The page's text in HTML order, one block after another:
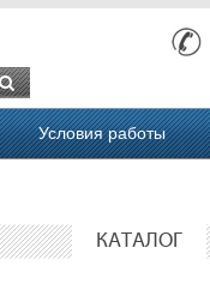
Условия работы
КАТАЛОГ